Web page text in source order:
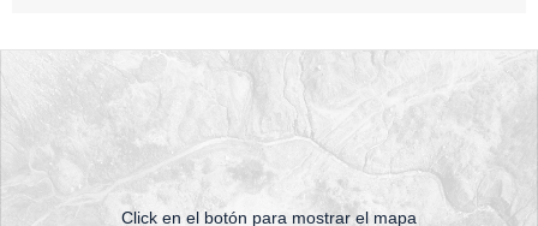
Click en el botón para mostrar el mapa